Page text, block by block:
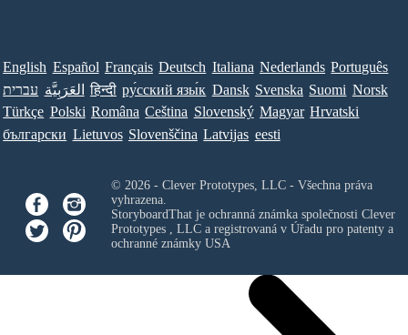
English Español Français Deutsch Italiana Nederlands Português
עברית العَرَبِيَّة हिन्दी ру́сский язы́к Dansk Svenska Suomi Norsk
Türkçe Polski Româna Ceština Slovenský Magyar Hrvatski
български Lietuvos Slovenščina Latvijas eesti
© 2026 - Clever Prototypes, LLC - Všechna práva
vyhrazena.
StoryboardThat je ochranná známka společnosti Clever
Prototypes , LLCa registrovaná v Úřadu pro patenty a
ochranné známky USA